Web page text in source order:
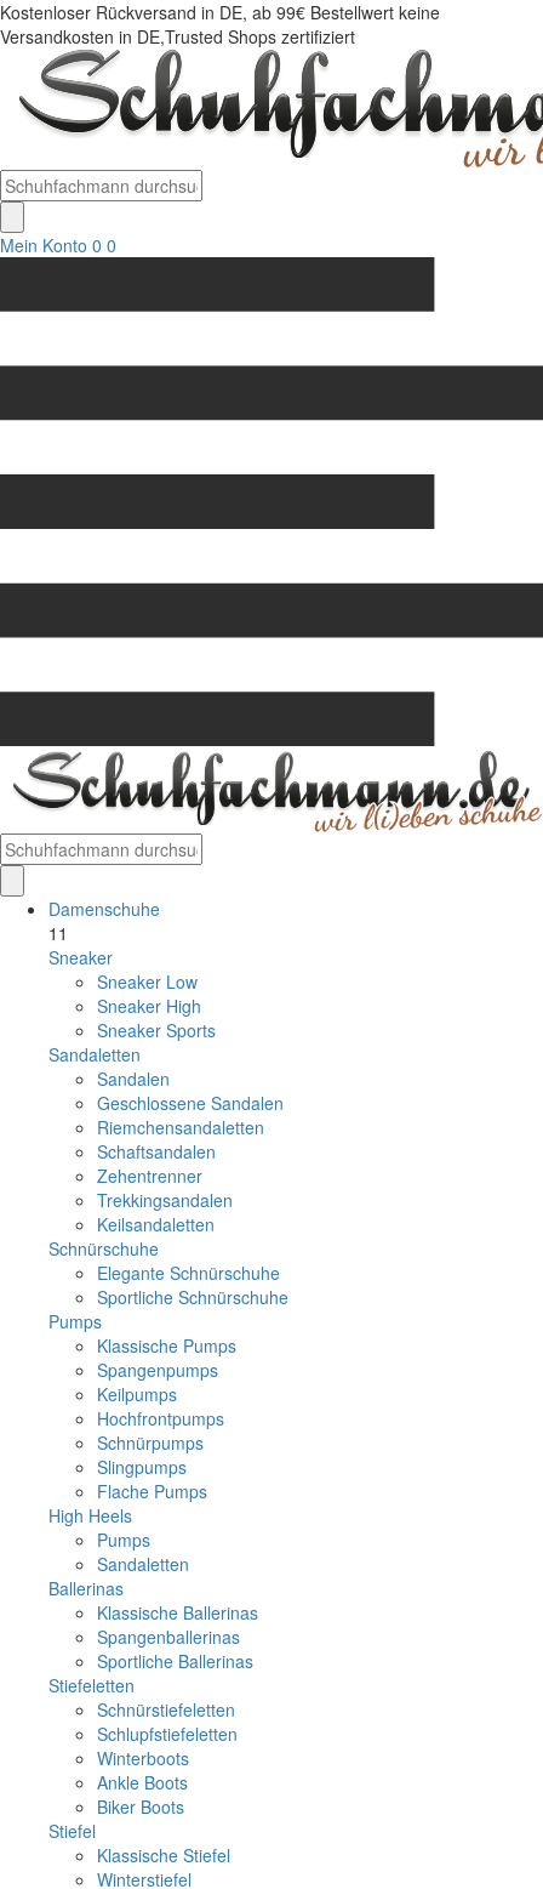
Kostenloser Rückversand in DE, ab 99€ Bestellwert keine
Versandkosten in DE,Trusted Shops zertifiziert
Mein Konto 0 0
Damenschuhe
11
Sneaker
Sneaker Low
Sneaker High
Sneaker Sports
Sandaletten
Sandalen
Geschlossene Sandalen
Riemchensandaletten
Schaftsandalen
Zehentrenner
Trekkingsandalen
Keilsandaletten
Schnürschuhe
Elegante Schnürschuhe
Sportliche Schnürschuhe
Pumps
Klassische Pumps
Spangenpumps
Keilpumps
Hochfrontpumps
Schnürpumps
Slingpumps
Flache Pumps
High Heels
Pumps
Sandaletten
Ballerinas
Klassische Ballerinas
Spangenballerinas
Sportliche Ballerinas
Stiefeletten
Schnürstiefeletten
Schlupfstiefeletten
Winterboots
Ankle Boots
Biker Boots
Stiefel
Klassische Stiefel
Winterstiefel